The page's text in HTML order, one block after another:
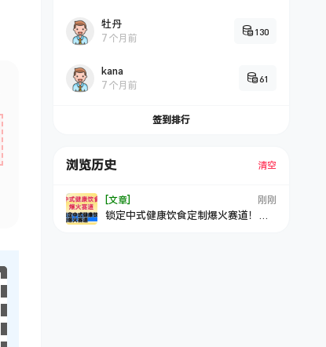
牡丹
7 个月前
130
kana
7 个月前
61
签到排行
浏览历史 清空
[文章] 刚刚
锁定中式健康饮食定制爆火赛道！